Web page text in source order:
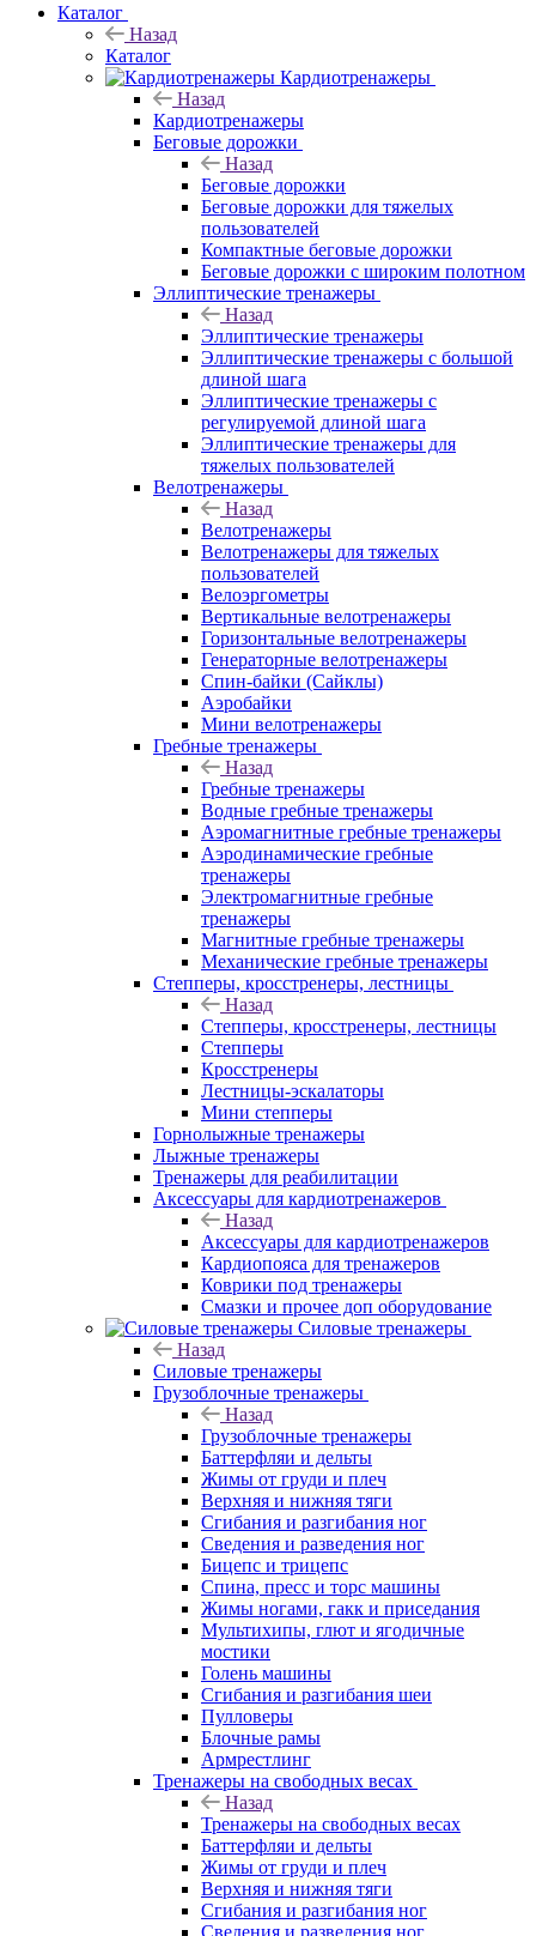
Каталог
Назад
Каталог
Кардиотренажеры
Назад
Кардиотренажеры
Беговые дорожки
Назад
Беговые дорожки
Беговые дорожки для тяжелых
пользователей
Компактные беговые дорожки
Беговые дорожки с широким полотном
Эллиптические тренажеры
Назад
Эллиптические тренажеры
Эллиптические тренажеры с большой
длиной шага
Эллиптические тренажеры с
регулируемой длиной шага
Эллиптические тренажеры для
тяжелых пользователей
Велотренажеры
Назад
Велотренажеры
Велотренажеры для тяжелых
пользователей
Велоэргометры
Вертикальные велотренажеры
Горизонтальные велотренажеры
Генераторные велотренажеры
Спин-байки (Сайклы)
Аэробайки
Мини велотренажеры
Гребные тренажеры
Назад
Гребные тренажеры
Водные гребные тренажеры
Аэромагнитные гребные тренажеры
Аэродинамические гребные
тренажеры
Электромагнитные гребные
тренажеры
Магнитные гребные тренажеры
Механические гребные тренажеры
Степперы, кросстренеры, лестницы
Назад
Степперы, кросстренеры, лестницы
Степперы
Кросстренеры
Лестницы-эскалаторы
Мини степперы
Горнолыжные тренажеры
Лыжные тренажеры
Тренажеры для реабилитации
Аксессуары для кардиотренажеров
Назад
Аксессуары для кардиотренажеров
Кардиопояса для тренажеров
Коврики под тренажеры
Смазки и прочее доп оборудование
Силовые тренажеры
Назад
Силовые тренажеры
Грузоблочные тренажеры
Назад
Грузоблочные тренажеры
Баттерфляи и дельты
Жимы от груди и плеч
Верхняя и нижняя тяги
Сгибания и разгибания ног
Сведения и разведения ног
Бицепс и трицепс
Спина, пресс и торс машины
Жимы ногами, гакк и приседания
Мультихипы, глют и ягодичные
мостики
Голень машины
Сгибания и разгибания шеи
Пулловеры
Блочные рамы
Армрестлинг
Тренажеры на свободных весах
Назад
Тренажеры на свободных весах
Баттерфляи и дельты
Жимы от груди и плеч
Верхняя и нижняя тяги
Сгибания и разгибания ног
Сведения и разведения ног